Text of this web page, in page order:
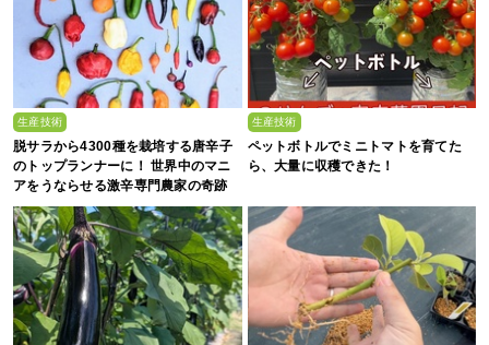
生産技術
脱サラから4300種を栽培する唐辛子
のトップランナーに！ 世界中のマニ
アをうならせる激辛専門農家の奇跡
生産技術
ペットボトルでミニトマトを育てた
ら、大量に収穫できた！